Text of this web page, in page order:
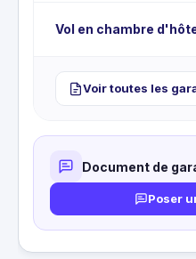
CE QUI EST
accident en
000 €
Décès ou invalidité
CE QUI N'EST PAS
sous l'emprise
Vol en chambre
Le vol des effets
n'est pas couvert.
Voir toutes les
Document de
Poser